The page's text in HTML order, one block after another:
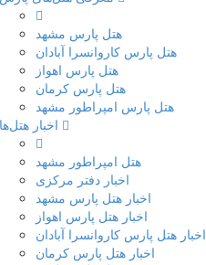
هتل پارس مشهد
هتل پارس کاروانسرا آبادان
هتل پارس اهواز
هتل پارس کرمان
هتل پارس امپراطور مشهد
هتل امپراطور مشهد
اخبار دفتر مرکزی
اخبار هتل پارس مشهد
اخبار هتل پارس اهواز
اخبار هتل پارس کاروانسرا آبادان
اخبار هتل پارس کرمان